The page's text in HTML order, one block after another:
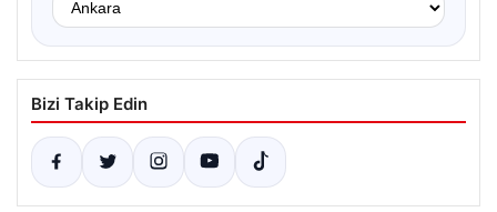
Bizi Takip Edin